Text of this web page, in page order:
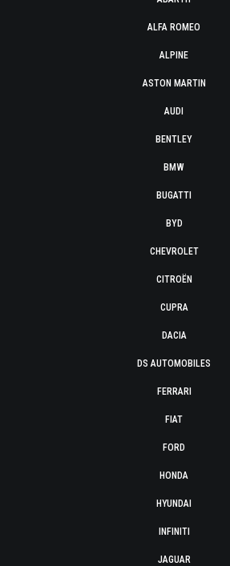
ALFA ROMEO
ALPINE
ASTON MARTIN
AUDI
BENTLEY
BMW
BUGATTI
BYD
CHEVROLET
CITROËN
CUPRA
DACIA
DS AUTOMOBILES
FERRARI
FIAT
FORD
HONDA
HYUNDAI
INFINITI
JAGUAR